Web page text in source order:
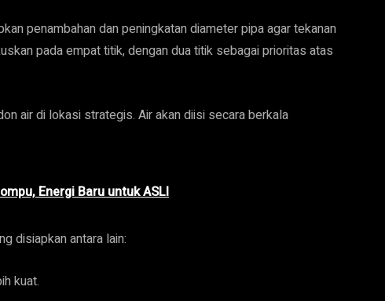
penambahan dan peningkatan diameter pipa agar tekanan
pada empat titik, dengan dua titik sebagai prioritas atas
air di lokasi strategis. Air akan diisi secara berkala
Energi Baru untuk ASLI
disiapkan antara lain:
kuat.